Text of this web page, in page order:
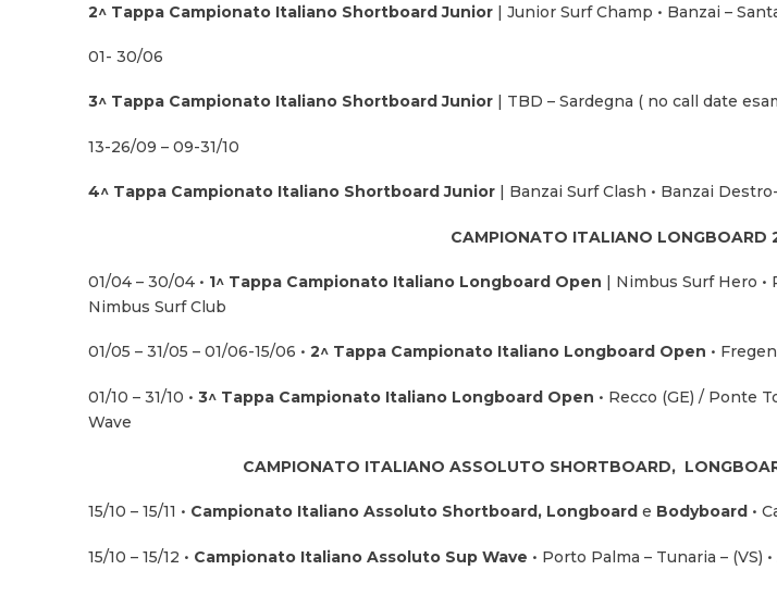
2^ Tappa Campionato Italiano Shortboard Junior| Junior Surf Champ • Banzai –
01- 30/06
3^ Tappa Campionato Italiano Shortboard Junior| TBD – Sardegna ( no call date
13-26/09 – 09-31/10
4^ Tappa Campionato Italiano Shortboard Junior| Banzai Surf Clash • Banzai
CAMPIONATO ITALIANO LONGBOARD
01/04 – 30/04 • 1^ Tappa Campionato Italiano Longboard Open | Nimbus Surf Hero •
Nimbus Surf Club
01/05 – 31/05 – 01/06-15/06 • 2^ Tappa Campionato Italiano Longboard Open •
01/10 – 31/10 • 3^ Tappa Campionato Italiano Longboard Open • Recco (GE) / Ponte
Wave
CAMPIONATO ITALIANO ASSOLUTO SHORTBOARD,
15/10 – 15/11 • Campionato Italiano Assoluto Shortboard, Longboard e Bodyboard •
15/10 – 15/12 • Campionato Italiano Assoluto Sup Wave • Porto Palma – Tunaria – (VS)